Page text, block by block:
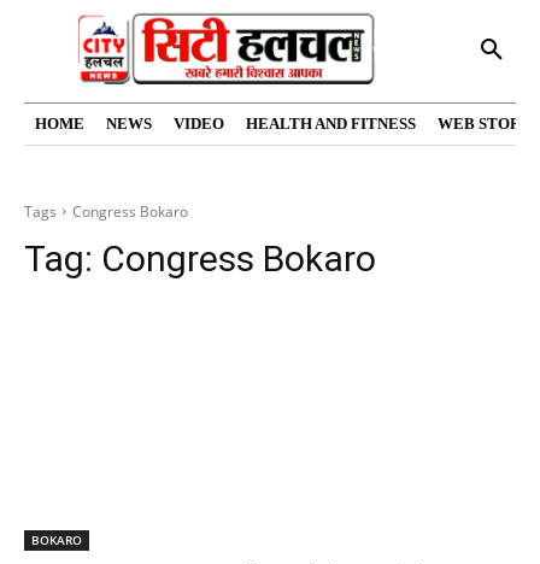
HOME NEWS VIDEO HEALTH AND FITNESS WEB
Tags Congress Bokaro
Tag: Congress Bokaro
BOKARO